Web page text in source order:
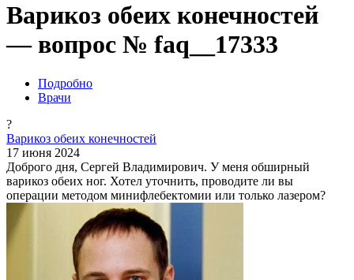
Варикоз обеих конечностей
— вопрос № faq__17333
Подробно
Врачи
?
Варикоз обеих конечностей
17 июня 2024
Доброго дня, Сергей Владимирович. У меня обширный
варикоз обеих ног. Хотел уточнить, проводите ли вы
операции методом минифлебектомии или только лазером?